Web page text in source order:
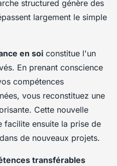
structured génère des
largement le simple
en soi constitue l'un
En prenant conscience
compétences
vous reconstituez une
Cette nouvelle
facilite ensuite la prise de
de nouveaux projets.
transférables